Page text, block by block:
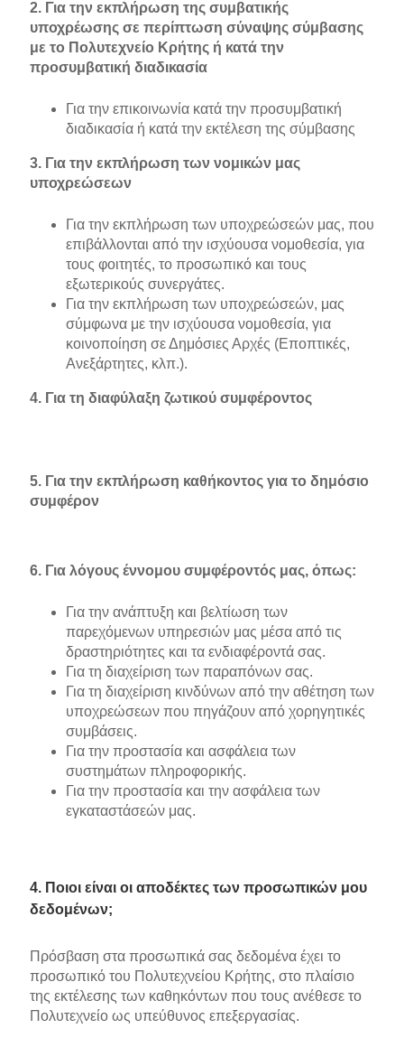
2. Για την εκπλήρωση της συμβατικής
υποχρέωσης σε περίπτωση σύναψης σύμβασης
με το Πολυτεχνείο Κρήτης ή κατά την
προσυμβατική διαδικασία
Για την επικοινωνία κατά την προσυμβατική
διαδικασία ή κατά την εκτέλεση της σύμβασης
3. Για την εκπλήρωση των νομικών μας
υποχρεώσεων
Για την εκπλήρωση των υποχρεώσεών μας, που
επιβάλλονται από την ισχύουσα νομοθεσία, για
τους φοιτητές, το προσωπικό και τους
εξωτερικούς συνεργάτες.
Για την εκπλήρωση των υποχρεώσεών, μας
σύμφωνα με την ισχύουσα νομοθεσία, για
κοινοποίηση σε Δημόσιες Αρχές (Εποπτικές,
Ανεξάρτητες, κλπ.).
4. Για τη διαφύλαξη ζωτικού συμφέροντος
5. Για την εκπλήρωση καθήκοντος για το δημόσιο
συμφέρον
6. Για λόγους έννομου συμφέροντός μας, όπως:
Για την ανάπτυξη και βελτίωση των
παρεχόμενων υπηρεσιών μας μέσα από τις
δραστηριότητες και τα ενδιαφέροντά σας.
Για τη διαχείριση των παραπόνων σας.
Για τη διαχείριση κινδύνων από την αθέτηση των
υποχρεώσεων που πηγάζουν από χορηγητικές
συμβάσεις.
Για την προστασία και ασφάλεια των
συστημάτων πληροφορικής.
Για την προστασία και την ασφάλεια των
εγκαταστάσεών μας.
4. Ποιοι είναι οι αποδέκτες των προσωπικών μου
δεδομένων;
Πρόσβαση στα προσωπικά σας δεδομένα έχει το
προσωπικό του Πολυτεχνείου Κρήτης, στο πλαίσιο
της εκτέλεσης των καθηκόντων που τους ανέθεσε το
Πολυτεχνείο ως υπεύθυνος επεξεργασίας.